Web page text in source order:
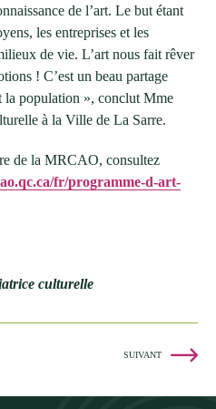
de l’art. Le but étant
les entreprises et les
de vie. L’art nous fait rêver
! C’est un beau partage
la population », conclut Mme
à la Ville de La Sarre.
de la MRCAO, consultez
fr/programme-d-art-
culturelle
SUIVANT